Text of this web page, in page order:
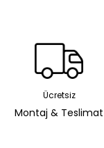
Ücretsiz
Montaj & Teslimat